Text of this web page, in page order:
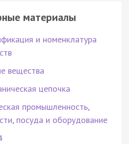
материалы
и номенклатура
вещества
цепочка
промышленность,
посуда и оборудование